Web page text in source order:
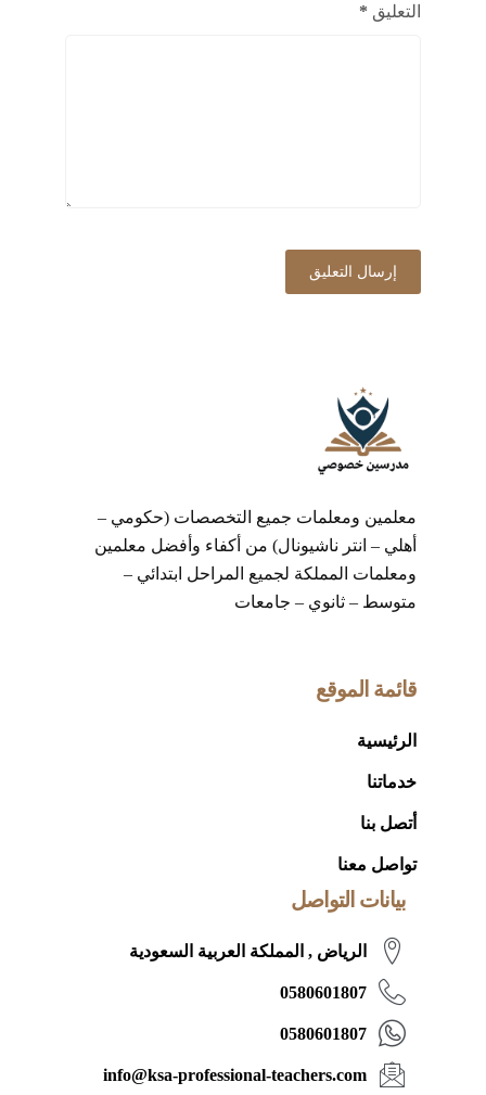
التعليق *
معلمين ومعلمات جميع التخصصات (حكومي –
أهلي – انتر ناشيونال) من أكفاء وأفضل معلمين
ومعلمات المملكة لجميع المراحل ابتدائي –
متوسط – ثانوي – جامعات
قائمة الموقع
الرئيسية
خدماتنا
أتصل بنا
تواصل معنا
بيانات التواصل
الرياض , المملكة العربية السعودية
0580601807
0580601807
info@ksa-professional-teachers.com